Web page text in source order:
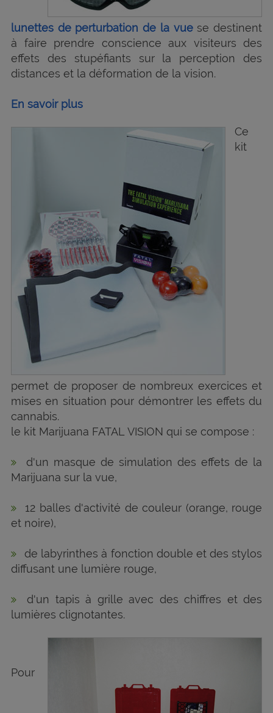
lunettes de perturbation de la vuese destinent
à faire prendre conscience aux visiteurs des
effets des stupéfiants sur la perception des
distances et la déformation de la vision.
En savoir plus
Ce
kit
permet de proposer de nombreux exercices et
mises en situation pour démontrer les effets du
cannabis.
le kit Marijuana FATAL VISION qui se compose :
d'un masque de simulation des effets de la
Marijuana sur la vue,
12 balles d'activité de couleur (orange, rouge
et noire),
de labyrinthes à fonction double et des stylos
diffusant une lumière rouge,
d'un tapis à grille avec des chiffres et des
lumières clignotantes.
Pour